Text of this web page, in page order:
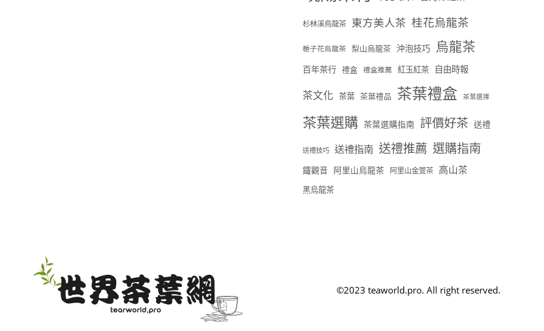
杉林溪烏龍茶 東方美人茶 桂花烏龍茶
梔子花烏龍茶 梨山烏龍茶 沖泡技巧 烏龍茶
百年茶行 禮盒 禮盒推薦 紅玉紅茶 自由時報
茶文化 茶葉 茶葉禮品 茶葉禮盒 茶葉選擇
茶葉選購 茶葉選購指南 評價好茶 送禮
送禮技巧 送禮指南 送禮推薦 選購指南
鐵觀音 阿里山烏龍茶 阿里山金萱茶 高山茶
黑烏龍茶
©2023 teaworld.pro. All right reserved.